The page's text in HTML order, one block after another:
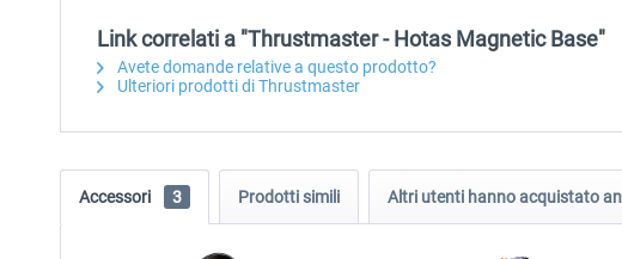
Link correlati a "Thrustmaster - Hotas Magnetic Base"
Avete domande relative a questo prodotto?
Ulteriori prodotti di Thrustmaster
Accessori 3 Prodotti simili Altri utenti hanno acquistato